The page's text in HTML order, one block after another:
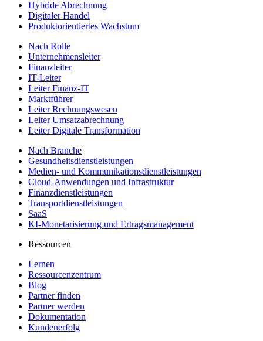
Hybride Abrechnung
Digitaler Handel
Produktorientiertes Wachstum
Nach Rolle
Unternehmensleiter
Finanzleiter
IT-Leiter
Leiter Finanz-IT
Marktführer
Leiter Rechnungswesen
Leiter Umsatzabrechnung
Leiter Digitale Transformation
Nach Branche
Gesundheitsdienstleistungen
Medien- und Kommunikationsdienstleistungen
Cloud-Anwendungen und Infrastruktur
Finanzdienstleistungen
Transportdienstleistungen
SaaS
KI-Monetarisierung und Ertragsmanagement
Ressourcen
Lernen
Ressourcenzentrum
Blog
Partner finden
Partner werden
Dokumentation
Kundenerfolg